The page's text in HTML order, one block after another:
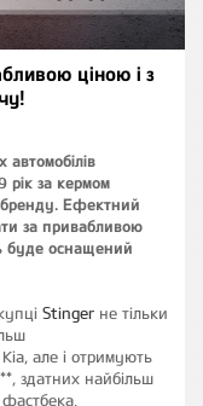
ціною і з
рік за кермом
бренду. Ефектний
за привабливою
буде оснащений
Stinger не тільки
але і отримують
здатних найбільш